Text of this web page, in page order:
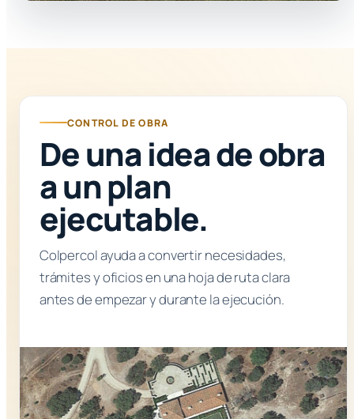
CONTROL DE OBRA
De una idea de obra
a un plan
ejecutable.
Colpercol ayuda a convertir necesidades,
trámites y oficios en una hoja de ruta clara
antes de empezar y durante la ejecución.